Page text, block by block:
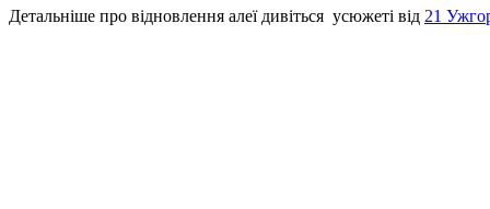
Детальніше про відновлення алеї дивіться усюжеті від 21